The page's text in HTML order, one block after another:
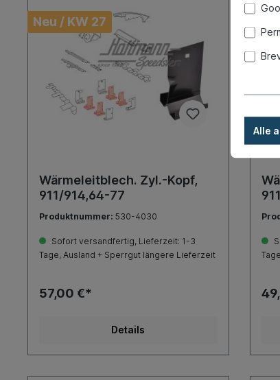
Neu / KW 27
Wärmeleitblech. Zyl.-Kopf,
911/914,64-77
Produktnummer: 530-4030
Sofort versandfertig, Lieferzeit: 1-3
Tage, Ausland + Sperrgut längere Lieferzeit
57,00 €*
Details
Alle